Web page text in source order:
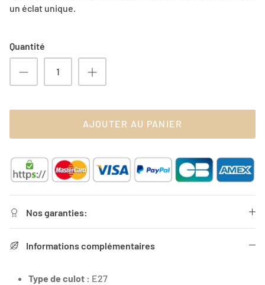
un éclat unique.
Quantité
AJOUTER AU PANIER
Nos garanties:
Informations complémentaires
Type de culot : E27